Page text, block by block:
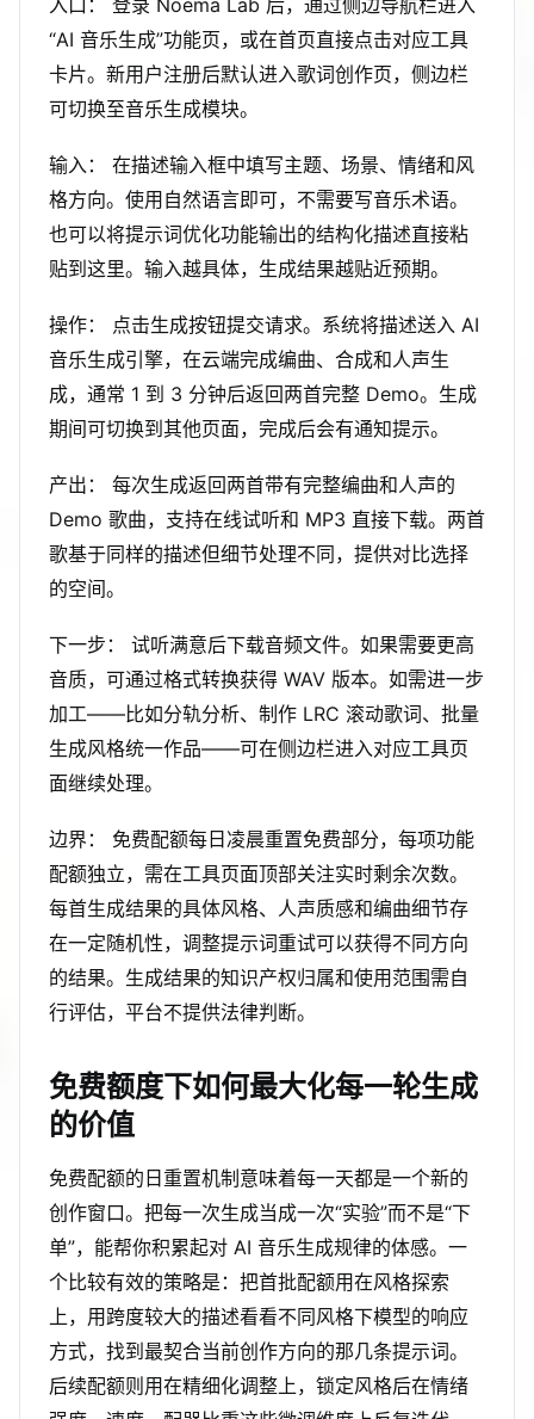
入口： 登录 Noema Lab 后，通过侧边导航栏进入
“AI 音乐生成”功能页，或在首页直接点击对应工具
卡片。新用户注册后默认进入歌词创作页，侧边栏
可切换至音乐生成模块。
输入： 在描述输入框中填写主题、场景、情绪和风
格方向。使用自然语言即可，不需要写音乐术语。
也可以将提示词优化功能输出的结构化描述直接粘
贴到这里。输入越具体，生成结果越贴近预期。
操作： 点击生成按钮提交请求。系统将描述送入 AI
音乐生成引擎，在云端完成编曲、合成和人声生
成，通常 1 到 3 分钟后返回两首完整 Demo。生成
期间可切换到其他页面，完成后会有通知提示。
产出： 每次生成返回两首带有完整编曲和人声的
Demo 歌曲，支持在线试听和 MP3 直接下载。两首
歌基于同样的描述但细节处理不同，提供对比选择
的空间。
下一步： 试听满意后下载音频文件。如果需要更高
音质，可通过格式转换获得 WAV 版本。如需进一步
加工——比如分轨分析、制作 LRC 滚动歌词、批量
生成风格统一作品——可在侧边栏进入对应工具页
面继续处理。
边界： 免费配额每日凌晨重置免费部分，每项功能
配额独立，需在工具页面顶部关注实时剩余次数。
每首生成结果的具体风格、人声质感和编曲细节存
在一定随机性，调整提示词重试可以获得不同方向
的结果。生成结果的知识产权归属和使用范围需自
行评估，平台不提供法律判断。
免费额度下如何最大化每一轮生成
的价值
免费配额的日重置机制意味着每一天都是一个新的
创作窗口。把每一次生成当成一次“实验”而不是“下
单”，能帮你积累起对 AI 音乐生成规律的体感。一
个比较有效的策略是：把首批配额用在风格探索
上，用跨度较大的描述看看不同风格下模型的响应
方式，找到最契合当前创作方向的那几条提示词。
后续配额则用在精细化调整上，锁定风格后在情绪